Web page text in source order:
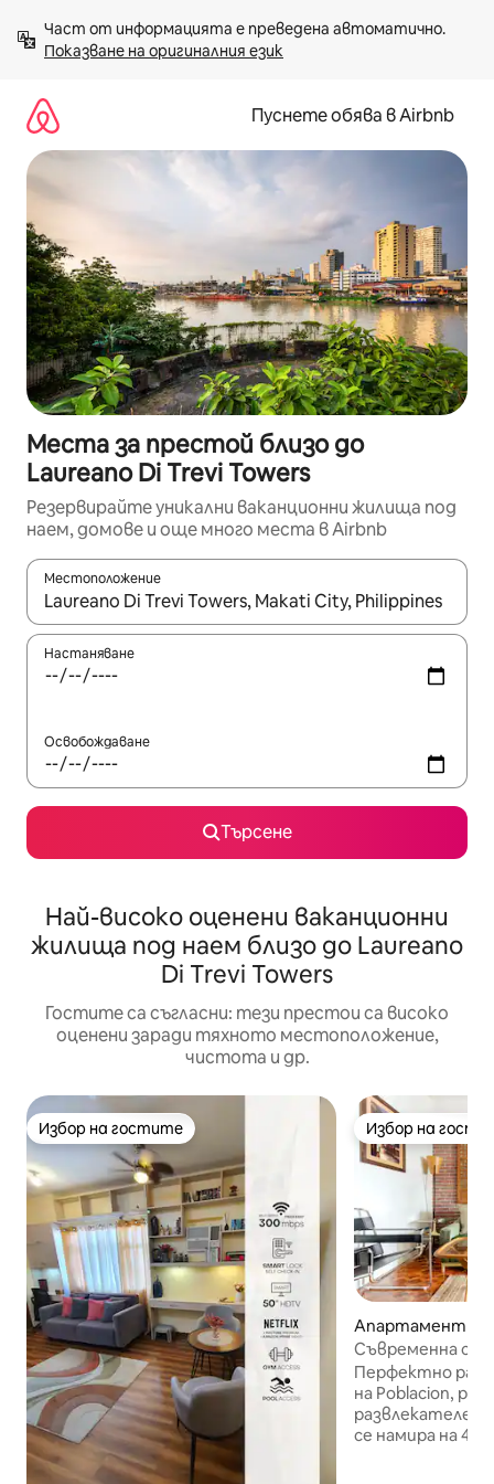
към
съдържанието
Показване на оригиналния език
Пуснете обява в Airbnb
Места за престой близо до
Laureano Di Trevi Towers
Резервирайте уникални ваканционни жилища под
наем, домове и още много места в Airbnb
Местоположение
Когато резултатите се покажат, използвайте
Настаняване
Освобождаване
Търсене
Най-високо оценени ваканционни
жилища под наем близо до Laureano
Di Trevi Towers
Гостите са съгласни: тези престои са високо
оценени заради тяхното местоположение,
чистота и др.
Избор на гостите
Избор на гостите Избор на
Избор на
Апартамент –
Съвременна
SMEG
Перфектно
на Poblacion,
развлекателен
се намира на 4 -